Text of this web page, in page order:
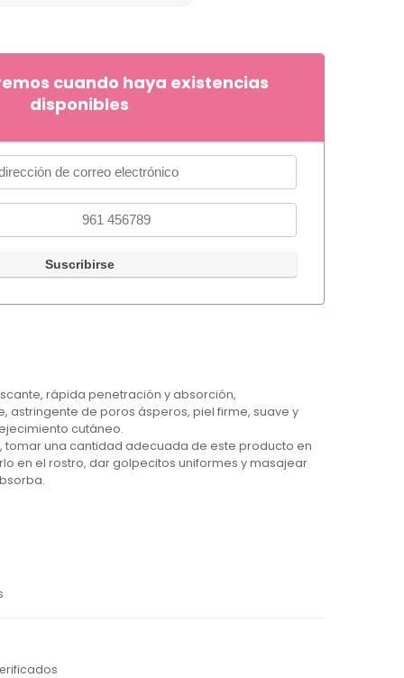
cuando haya existencias
disponibles
rápida penetración y absorción,
astringente de poros ásperos, piel firme, suave y
cutáneo.
tomar una cantidad adecuada de este producto en
en el rostro, dar golpecitos uniformes y masajear